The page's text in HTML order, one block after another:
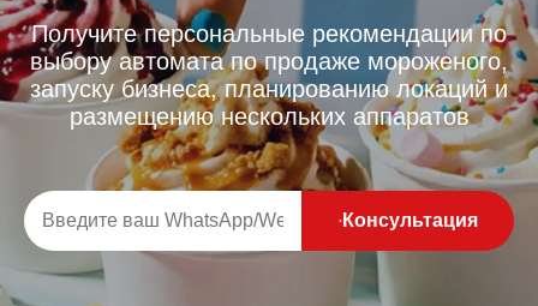
Получите персональные рекомендации по
выбору автомата по продаже мороженого,
запуску бизнеса, планированию локаций и
размещению нескольких аппаратов
Консультация